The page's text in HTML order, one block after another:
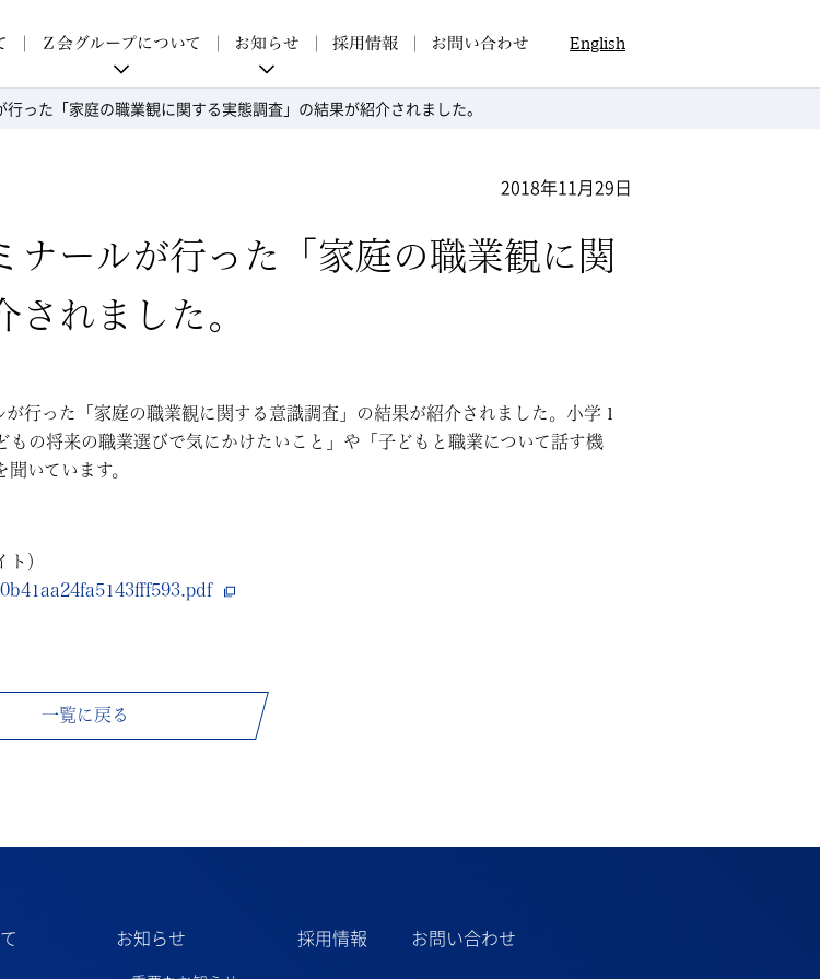
Ｚ会グループについて お知らせ 採用情報 お問い合わせ English
った「家庭の職業観に関する実態調査」の結果が紹介されました。
2018年11月29日
ナールが行った「家庭の職業観に関
れました。
行った「家庭の職業観に関する意識調査」の結果が紹介されました。小学１
の将来の職業選びで気にかけたいこと」や「子どもと職業について話す機
いています。
）
一覧に戻る
お知らせ 採用情報 お問い合わせ